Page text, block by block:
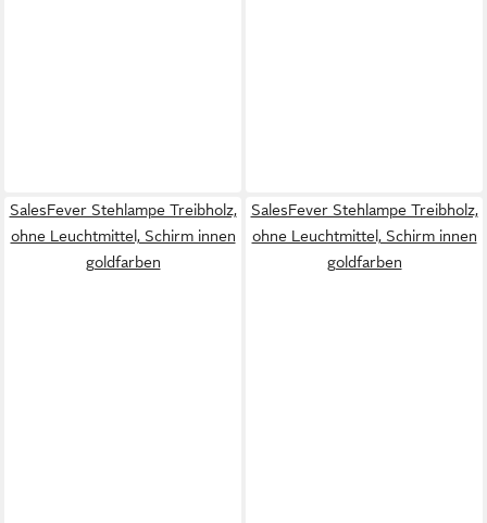
SalesFever Stehlampe Treibholz,
ohne Leuchtmittel, Schirm innen
goldfarben
SalesFever Stehlampe Treibholz,
ohne Leuchtmittel, Schirm innen
goldfarben